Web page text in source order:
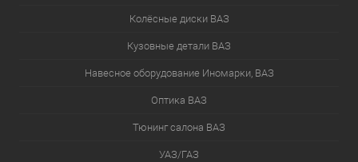
Колёсные диски ВАЗ
Кузовные детали ВАЗ
Навесное оборудование Иномарки, ВАЗ
Оптика ВАЗ
Тюнинг салона ВАЗ
УАЗ/ГАЗ